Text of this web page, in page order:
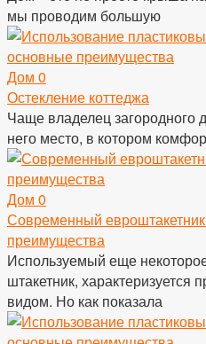
мы проводим большую
Дом 0
Остекление коттеджа
Чаще владелец загородного
него место, в котором
Дом 0
Современный
преимущества
Используемый еще
штакетник,
видом. Но как показала